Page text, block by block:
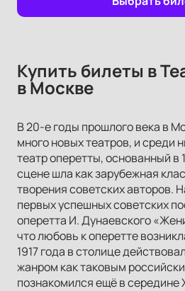
Купить билеты в
в Москве
В 20-е годы прошлого века в
много новых театров, и среди
театр оперетты, основанный в
сцене шла как зарубежная
творения советских авторов.
первых успешных советских
оперетта И. Дунаевского
что любовь к оперетте
1917 года в столице
жанром как таковым
познакомился ещё в середине